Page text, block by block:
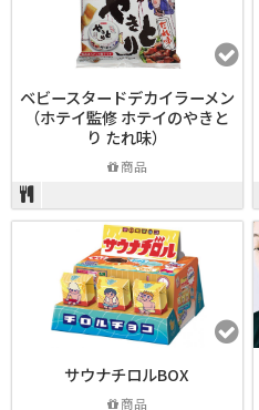
ベビースタードデカイラーメン
（ホテイ監修 ホテイのやきと
り たれ味）
商品
サウナチロルBOX
商品